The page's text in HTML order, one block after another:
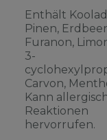
Enthält
Pinen,
Furanon,
3-
Carvon,
Kann
Reaktionen
hervorrufen.